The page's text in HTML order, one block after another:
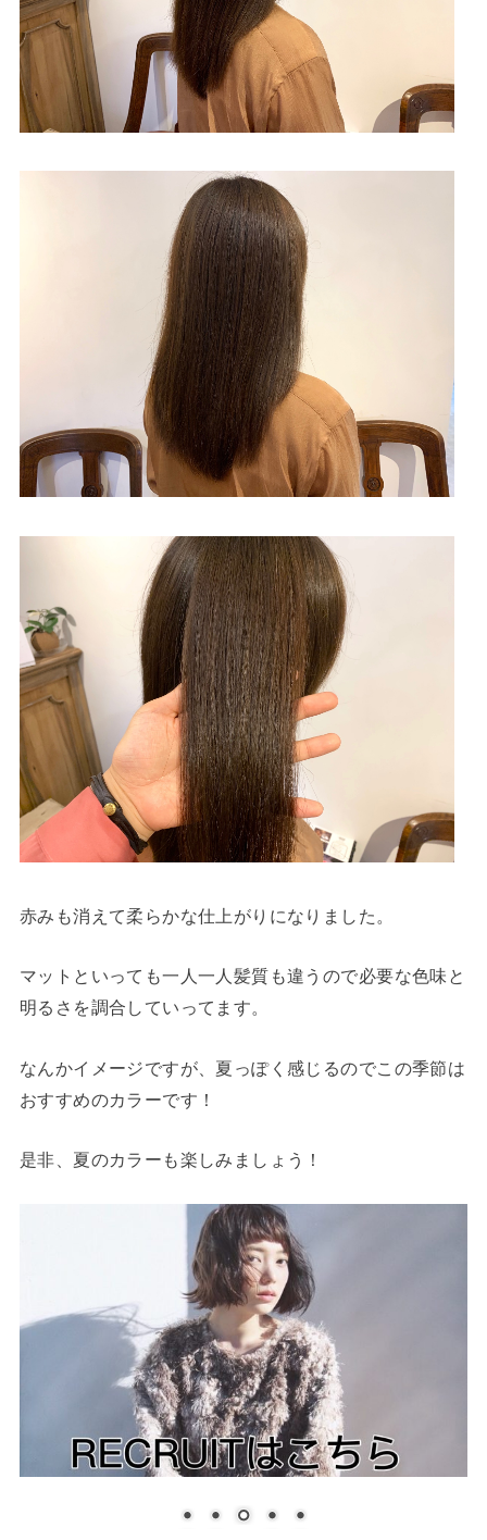
赤みも消えて柔らかな仕上がりになりました。
マットといっても一人一人髪質も違うので必要な色味と
明るさを調合していってます。
なんかイメージですが、夏っぽく感じるのでこの季節は
おすすめのカラーです！
是非、夏のカラーも楽しみましょう！